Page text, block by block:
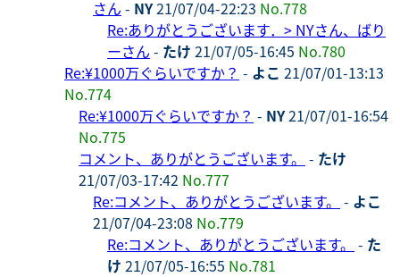
さん - NY21/07/04-22:23 No.778
Re:ありがとうございます．> NYさん、ばり
ーさん - たけ 21/07/05-16:45 No.780
Re:¥1000万ぐらいですか？ - よこ 21/07/01-13:13
No.774
Re:¥1000万ぐらいですか？ - NY21/07/01-16:54
No.775
コメント、ありがとうございます。 - たけ
21/07/03-17:42 No.777
Re:コメント、ありがとうございます。 - よこ
21/07/04-23:08 No.779
Re:コメント、ありがとうございます。 - た
け 21/07/05-16:55 No.781